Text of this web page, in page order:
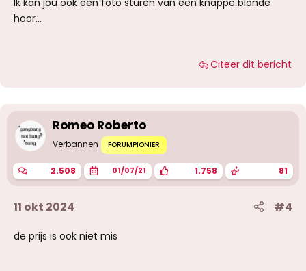
hoor...
Citeer dit bericht
Romeo Roberto
Verbannen FORUMPIONIER
2.508 01/07/21 1.758 81
11 okt 2024 #4
de prijs is ook niet mis